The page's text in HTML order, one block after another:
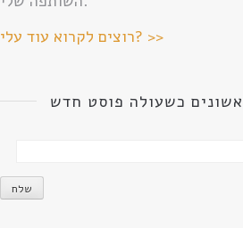
רוצים לקרוא עוד עלי? >>